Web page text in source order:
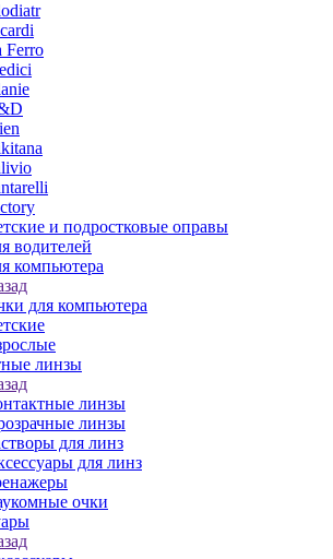
Ferro
и подростковые оправы
водителей
компьютера
для компьютера
линзы
линзы
линзы
для линз
для линз
очки